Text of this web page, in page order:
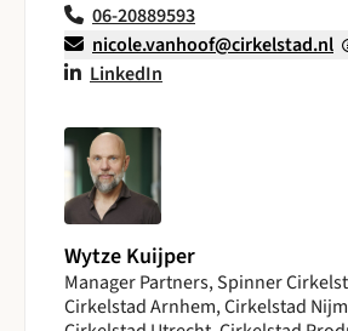
06-20889593
nicole.vanhoof@cirkelstad.nl
LinkedIn
Wytze Kuijper
Manager Partners, Spinner
Cirkelstad Arnhem, Cirkelstad